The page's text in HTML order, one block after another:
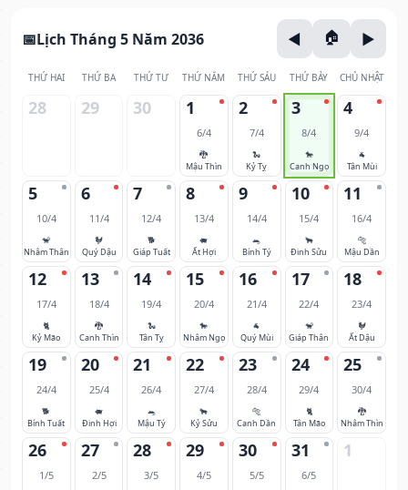
Lịch Tháng 5 Năm 2036
THỨ HAI THỨ BA THỨ TƯ THỨ NĂM THỨ SÁU THỨ BẢY CHỦ NHẬT
28 29 30 1
6/4
🐉
Mậu Thìn
2
7/4
🐍
Kỷ Tỵ
3
8/4
🐎
Canh Ngọ
4
9/4
🐐
Tân Mùi
5
10/4
🐒
Nhâm Thân
6
11/4
🐓
Quý Dậu
7
12/4
🐕
Giáp Tuất
8
13/4
🐖
Ất Hợi
9
14/4
🐀
Bính Tý
10
15/4
🐂
Đinh Sửu
11
16/4
🐅
Mậu Dần
12
17/4
🐈
Kỷ Mão
13
18/4
🐉
Canh Thìn
14
19/4
🐍
Tân Tỵ
15
20/4
🐎
Nhâm Ngọ
16
21/4
🐐
Quý Mùi
17
22/4
🐒
Giáp Thân
18
23/4
🐓
Ất Dậu
19
24/4
🐕
Bính Tuất
20
25/4
🐖
Đinh Hợi
21
26/4
🐀
Mậu Tý
22
27/4
🐂
Kỷ Sửu
23
28/4
🐅
Canh Dần
24
29/4
🐈
Tân Mão
25
30/4
🐉
Nhâm Thìn
26
1/5
27
2/5
28
3/5
29
4/5
30
5/5
31
6/5
1